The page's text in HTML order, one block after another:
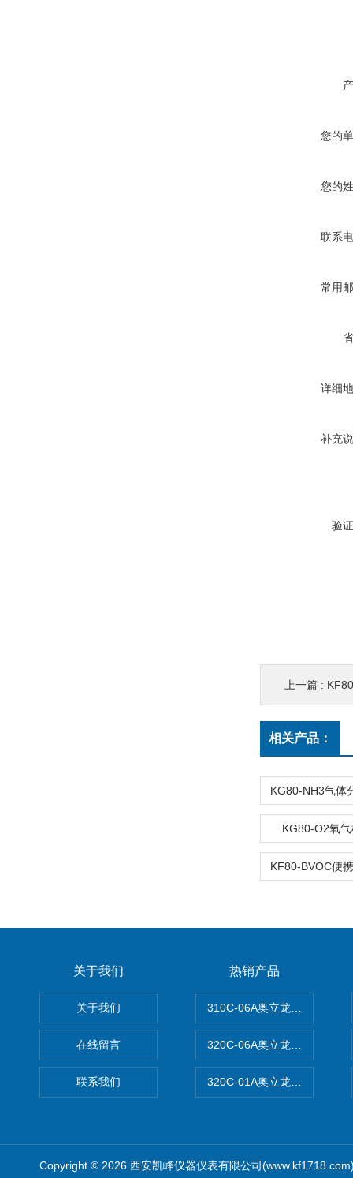
您的
您的
联系
常用
详细
补充
验
上一篇 :
相关产品：
KG80-O2氧
关于我们
关于我们
在线留言
联系我们
热销产品
310C-06A奥立龙实验室台式
320C-06A奥立龙实验室便携
320C-01A奥立龙实验室便携
Copyright © 2026 西安凯峰仪器仪表有限公司